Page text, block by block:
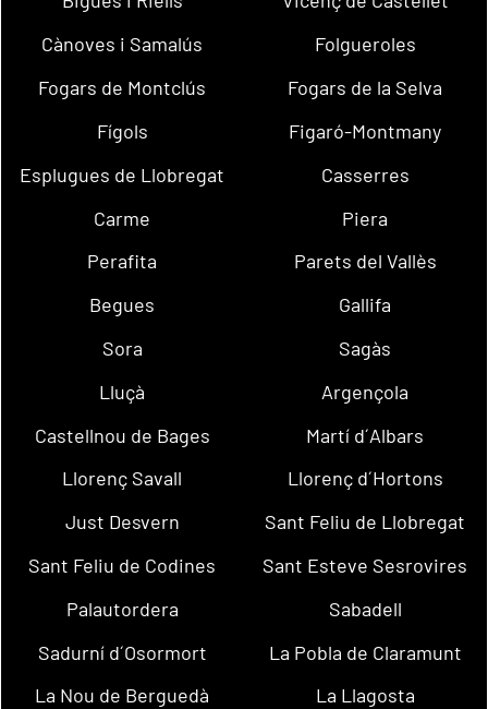
Cànoves i Samalús
Folgueroles
Fogars de Montclús
Fogars de la Selva
Fígols
Figaró-Montmany
Esplugues de Llobregat
Casserres
Carme
Piera
Perafita
Parets del Vallès
Begues
Gallifa
Sora
Sagàs
Lluçà
Argençola
Castellnou de Bages
Martí d´Albars
Llorenç Savall
Llorenç d´Hortons
Just Desvern
Sant Feliu de Llobregat
Sant Feliu de Codines
Sant Esteve Sesrovires
Palautordera
Sabadell
Sadurní d´Osormort
La Pobla de Claramunt
La Nou de Berguedà
La Llagosta